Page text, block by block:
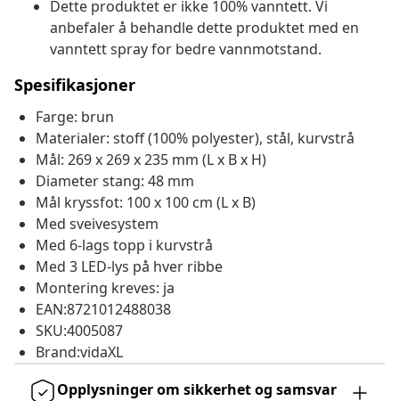
Dette produktet er ikke 100% vanntett. Vi
anbefaler å behandle dette produktet med en
vanntett spray for bedre vannmotstand.
Spesifikasjoner
Farge: brun
Materialer: stoff (100% polyester), stål, kurvstrå
Mål: 269 x 269 x 235 mm (L x B x H)
Diameter stang: 48 mm
Mål kryssfot: 100 x 100 cm (L x B)
Med sveivesystem
Med 6-lags topp i kurvstrå
Med 3 LED-lys på hver ribbe
Montering kreves: ja
EAN:8721012488038
SKU:4005087
Brand:vidaXL
Opplysninger om sikkerhet og samsvar